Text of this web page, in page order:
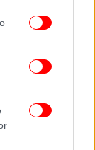
των δύο
δράσεις
την
και
ανάγκες